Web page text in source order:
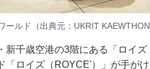
ールド（出典元：UKRIT
新千歳空港の3階にある「ロイ
「ロイズ（ROYCE'）」が手が